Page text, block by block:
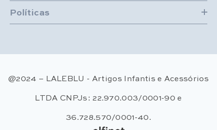
Políticas
@2024 – LALEBLU - Artigos Infantis e Acessórios
LTDA CNPJs: 22.970.003/0001-90 e
36.728.570/0001-40.